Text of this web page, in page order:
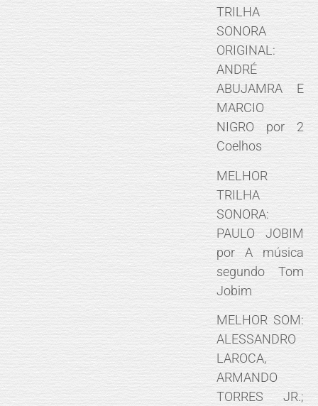
TRILHA
SONORA
ORIGINAL:
ANDRÉ
ABUJAMRA E
MARCIO
NIGRO por 2
Coelhos
MELHOR
TRILHA
SONORA:
PAULO JOBIM
por A música
segundo Tom
Jobim
MELHOR SOM:
ALESSANDRO
LAROCA,
ARMANDO
TORRES JR.;